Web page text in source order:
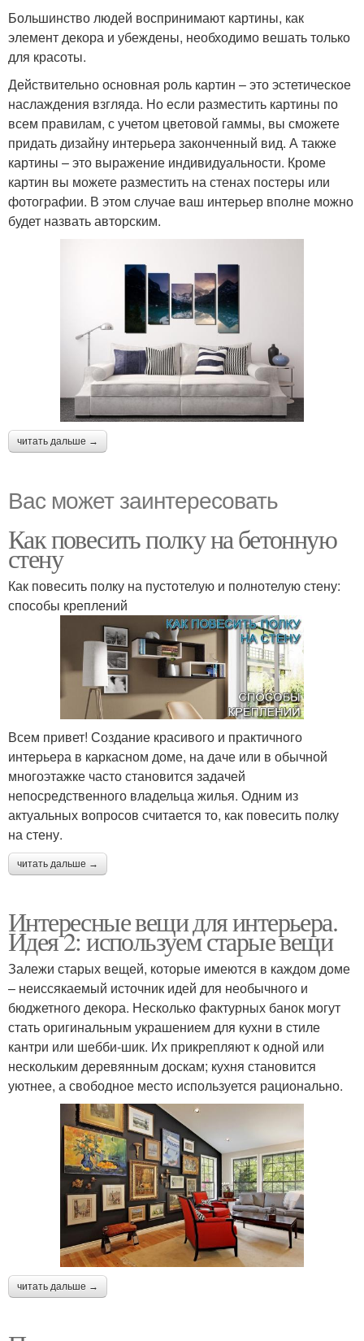
Большинство людей воспринимают картины, как
элемент декора и убеждены, необходимо вешать только
для красоты.
Действительно основная роль картин – это эстетическое
наслаждения взгляда. Но если разместить картины по
всем правилам, с учетом цветовой гаммы, вы сможете
придать дизайну интерьера законченный вид. А также
картины – это выражение индивидуальности. Кроме
картин вы можете разместить на стенах постеры или
фотографии. В этом случае ваш интерьер вполне можно
будет назвать авторским.
читать дальше →
Вас может заинтересовать
Как повесить полку на бетонную
стену
Как повесить полку на пустотелую и полнотелую стену:
способы креплений
Всем привет! Создание красивого и практичного
интерьера в каркасном доме, на даче или в обычной
многоэтажке часто становится задачей
непосредственного владельца жилья. Одним из
актуальных вопросов считается то, как повесить полку
на стену.
читать дальше →
Интересные вещи для интерьера.
Идея 2: используем старые вещи
Залежи старых вещей, которые имеются в каждом доме
– неиссякаемый источник идей для необычного и
бюджетного декора. Несколько фактурных банок могут
стать оригинальным украшением для кухни в стиле
кантри или шебби-шик. Их прикрепляют к одной или
нескольким деревянным доскам; кухня становится
уютнее, а свободное место используется рационально.
читать дальше →